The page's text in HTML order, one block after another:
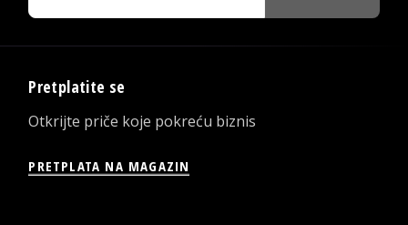
Pretplatite se
Otkrijte priče koje pokreću biznis
PRETPLATA NA MAGAZIN